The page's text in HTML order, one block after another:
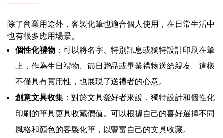
除了商業用途外，客製化筆也適合個人使用，在日常生活中
也有很多應用場景。
個性化禮物 ：可以將名字、特別訊息或獨特設計印刷在筆
上，作為生日禮物、節日贈品或畢業禮物送給親友。這樣
不僅具有實用性，也展現了送禮者的心意。
創意文具收集 ：對於文具愛好者來說，獨特設計和個性化
印刷的筆具更具收藏價值。可以根據自己的喜好選擇不同
風格和顏色的客製化筆，以豐富自己的文具收藏。